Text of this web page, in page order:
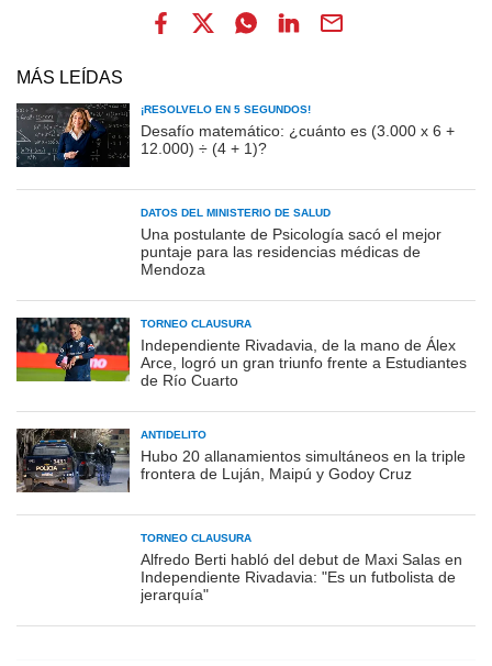
MÁS LEÍDAS
¡RESOLVELO EN 5 SEGUNDOS!
Desafío matemático: ¿cuánto es (3.000 x 6 +
12.000) ÷ (4 + 1)?
DATOS DEL MINISTERIO DE SALUD
Una postulante de Psicología sacó el mejor
puntaje para las residencias médicas de
Mendoza
TORNEO CLAUSURA
Independiente Rivadavia, de la mano de Álex
Arce, logró un gran triunfo frente a Estudiantes
de Río Cuarto
ANTIDELITO
Hubo 20 allanamientos simultáneos en la triple
frontera de Luján, Maipú y Godoy Cruz
TORNEO CLAUSURA
Alfredo Berti habló del debut de Maxi Salas en
Independiente Rivadavia: "Es un futbolista de
jerarquía"